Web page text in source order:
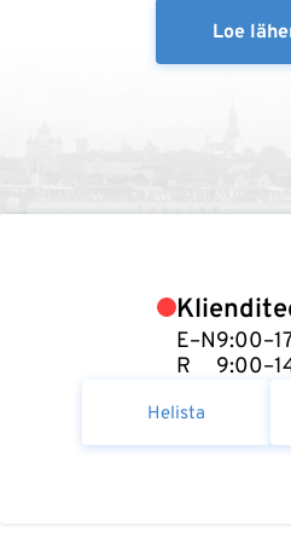
Loe
E–N
R
Helista